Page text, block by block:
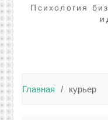
Психология
Главная курьер